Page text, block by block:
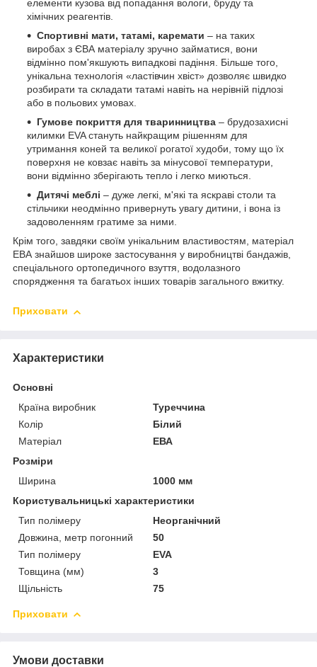
елементи кузова від попадання вологи, бруду та
хімічних реагентів.
Спортивні мати, татамі, каремати – на таких
виробах з ЄВА матеріалу зручно займатися, вони
відмінно пом'якшують випадкові падіння. Більше того,
унікальна технологія «ластівчин хвіст» дозволяє швидко
розбирати та складати татамі навіть на нерівній підлозі
або в польових умовах.
Гумове покриття для тваринництва – брудозахисні
килимки EVA стануть найкращим рішенням для
утримання коней та великої рогатої худоби, тому що їх
поверхня не ковзає навіть за мінусової температури,
вони відмінно зберігають тепло і легко миються.
Дитячі меблі – дуже легкі, м'які та яскраві столи та
стільчики неодмінно привернуть увагу дитини, і вона із
задоволенням гратиме за ними.
Крім того, завдяки своїм унікальним властивостям, матеріал
ЕВА знайшов широке застосування у виробництві бандажів,
спеціального ортопедичного взуття, водолазного
спорядження та багатьох інших товарів загального вжитку.
Приховати
Характеристики
Основні
Країна виробник
Туреччина
Колір
Білий
Матеріал
ЕВА
Розміри
Ширина
1000 мм
Користувальницькі характеристики
Тип полімеру
Неорганічний
Довжина, метр погонний
50
Тип полімеру
EVA
Товщина (мм)
3
Щільність
75
Приховати
Умови доставки